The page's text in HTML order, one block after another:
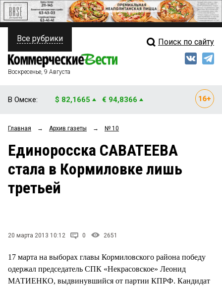
ПОЛИТИКА
ФИНАНСЫ
ОБЩЕСТВО
ЗАКОН
НОВОСТИ КОМПАНИЙ
Свежий выпуск
Рейтинги
Блоги
Все рубрики Поиск по сайту
Воскресенье, 9 Августа
В Омске: $ 82,1665 € 94,8366
Главная → Архив газеты → № 10
Единоросска САВАТЕЕВА
стала в Кормиловке лишь
третьей
20 марта 2013 10:12 0 2651
17 марта на выборах главы Кормиловского района победу
одержал председатель СПК «Некрасовское» Леонид
МАТИЕНКО, выдвинувшийся от партии КПРФ. Кандидат